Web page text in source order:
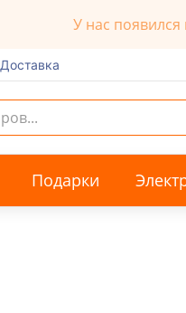
У нас
Доставка
Подарки